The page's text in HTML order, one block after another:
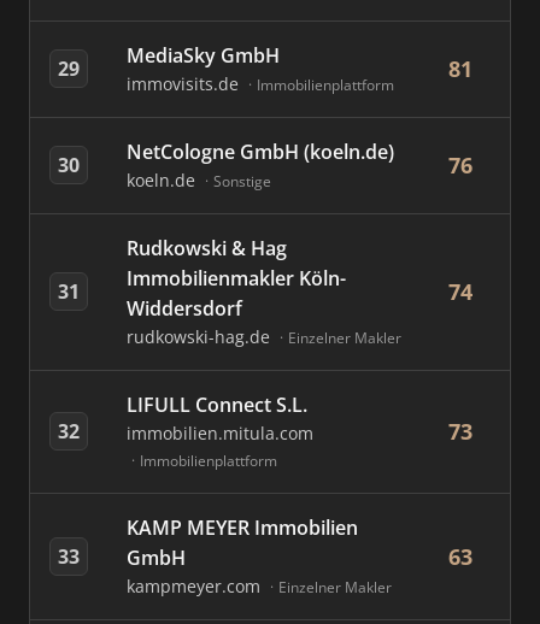
29 MediaSky GmbH
immovisits.de Immobilienplattform
81
30 NetCologne GmbH (koeln.de)
koeln.de Sonstige
76
31
Rudkowski & Hag
Immobilienmakler Köln-
Widdersdorf
rudkowski-hag.de Einzelner Makler
74
32
LIFULL Connect S.L.
immobilien.mitula.com
Immobilienplattform
73
33
KAMP MEYER Immobilien
GmbH
kampmeyer.com Einzelner Makler
63